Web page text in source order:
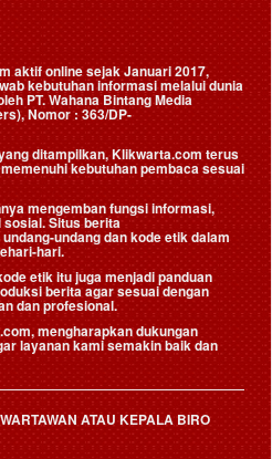
aktif online sejak Januari 2017,
kebutuhan informasi melalui dunia
PT. Wahana Bintang Media
, Nomor : 363/DP-
ditampilkan, Klikwarta.com terus
kebutuhan pembaca sesuai
mengemban fungsi informasi,
Situs berita
undang dan kode etik dalam
hari.
etik itu juga menjadi panduan
berita agar sesuai dengan
dan profesional.
mengharapkan dukungan
layanan kami semakin baik dan
ATAU KEPALA BIRO